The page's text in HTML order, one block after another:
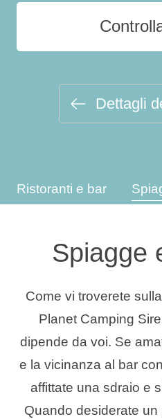
Destinazioni
Tipi di vacanza
Programma Ami Loyalty
Dettagli
Ristoranti e bar
Spiagge
Come vi troverete
Planet Camping
dipende da voi. Se
e la vicinanza al bar
affittate una sdraio e
Quando desiderate un